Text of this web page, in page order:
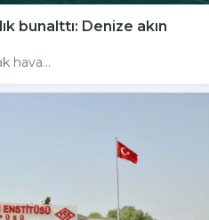
bunalttı: Denize akın
hava...